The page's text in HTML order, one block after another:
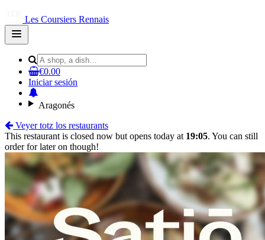
Les Coursiers Rennais
Open
main
€0.00
Iniciar sesión
Aragonés
Veyer totz los restaurants
This restaurant is closed now but opens today at 19:05. You can still
order for later on though!